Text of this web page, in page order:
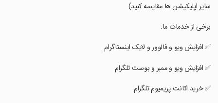
سایر اپلیکیشن ها مقایسه کنید)
‏برخی از خدمات ما:
‏✅ ‏‏افزایش ویو و فالوور و لایک اینستاگرام
‏✅ ‏‏افزایش ویو و ممبر و بوست تلگرام
‏✅ خرید اکانت پریمیوم تلگرام